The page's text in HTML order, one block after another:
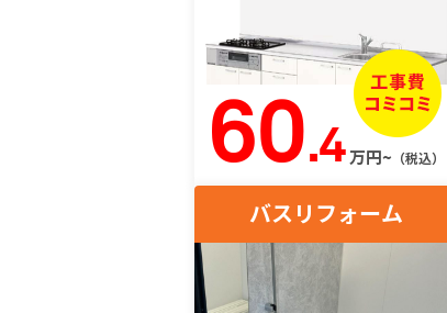
60.4万円~ （税込）
バスリフォーム